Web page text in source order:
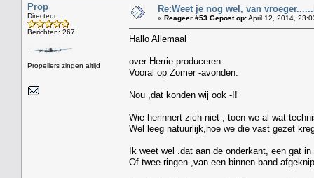
Prop
Directeur
Berichten: 267
Propellers zingen altijd
Re:Weet je nog wel, van
« Reageer #53 Gepost op:April 12, 2014,
Hallo Allemaal
over Herrie produceren.
Vooral op Zomer -avonden.
Nou ,dat konden wij ook -!!
Wie herinnert zich niet , toen we al wat
Wel leeg natuurlijk,hoe we die vast gezet
Ik weet wel .dat aan de onderkant, een gat
Of twee ringen ,van een binnen band